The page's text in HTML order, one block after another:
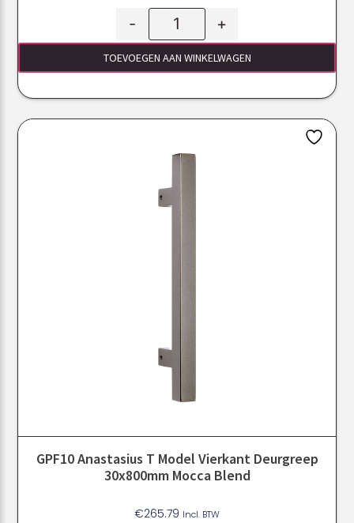
- +
TOEVOEGEN AAN WINKELWAGEN
GPF10 Anastasius T Model Vierkant Deurgreep
30x800mm Mocca Blend
€265.79 Incl. BTW